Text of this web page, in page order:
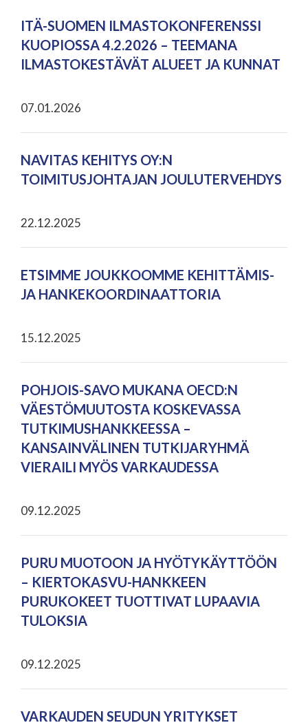
ITÄ-SUOMEN ILMASTOKONFERENSSI
KUOPIOSSA 4.2.2026 – TEEMANA
ILMASTOKESTÄVÄT ALUEET JA KUNNAT
07.01.2026
NAVITAS KEHITYS OY:N
TOIMITUSJOHTAJAN JOULUTERVEHDYS
22.12.2025
ETSIMME JOUKKOOMME KEHITTÄMIS-
JA HANKEKOORDINAATTORIA
15.12.2025
POHJOIS-SAVO MUKANA OECD:N
VÄESTÖMUUTOSTA KOSKEVASSA
TUTKIMUSHANKKEESSA –
KANSAINVÄLINEN TUTKIJARYHMÄ
VIERAILI MYÖS VARKAUDESSA
09.12.2025
PURU MUOTOON JA HYÖTYKÄYTTÖÖN
– KIERTOKASVU-HANKKEEN
PURUKOKEET TUOTTIVAT LUPAAVIA
TULOKSIA
09.12.2025
VARKAUDEN SEUDUN YRITYKSET